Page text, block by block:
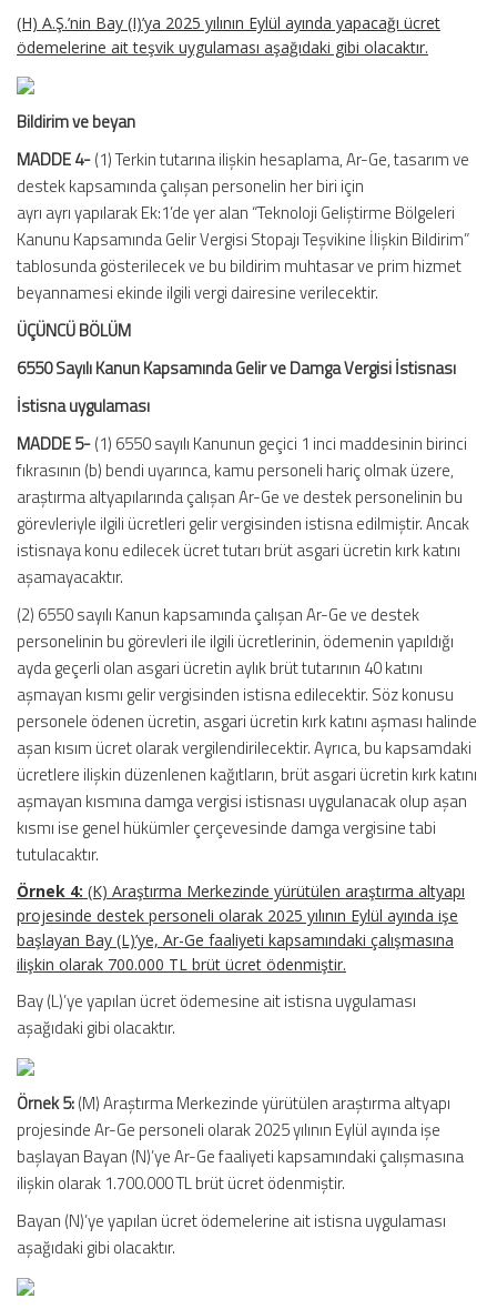
(H) A.Ş.’nin Bay (I)’ya 2025 yılının Eylül ayında yapacağı ücret
ödemelerine ait teşvik uygulaması aşağıdaki gibi olacaktır.
Bildirim ve beyan
MADDE 4-(1) Terkin tutarına ilişkin hesaplama, Ar-Ge, tasarım ve
destek kapsamında çalışan personelin her biri için
ayrı ayrı yapılarak Ek:1’de yer alan “Teknoloji Geliştirme Bölgeleri
Kanunu Kapsamında Gelir Vergisi Stopajı Teşvikine İlişkin Bildirim”
tablosunda gösterilecek ve bu bildirim muhtasar ve prim hizmet
beyannamesi ekinde ilgili vergi dairesine verilecektir.
ÜÇÜNCÜ BÖLÜM
6550 Sayılı Kanun Kapsamında Gelir ve Damga Vergisi İstisnası
İstisna uygulaması
MADDE 5-(1) 6550 sayılı Kanunun geçici 1 inci maddesinin birinci
fıkrasının (b) bendi uyarınca, kamu personeli hariç olmak üzere,
araştırma altyapılarında çalışan Ar-Ge ve destek personelinin bu
görevleriyle ilgili ücretleri gelir vergisinden istisna edilmiştir. Ancak
istisnaya konu edilecek ücret tutarı brüt asgari ücretin kırk katını
aşamayacaktır.
(2) 6550 sayılı Kanun kapsamında çalışan Ar-Ge ve destek
personelinin bu görevleri ile ilgili ücretlerinin, ödemenin yapıldığı
ayda geçerli olan asgari ücretin aylık brüt tutarının 40 katını
aşmayan kısmı gelir vergisinden istisna edilecektir. Söz konusu
personele ödenen ücretin, asgari ücretin kırk katını aşması halinde
aşan kısım ücret olarak vergilendirilecektir. Ayrıca, bu kapsamdaki
ücretlere ilişkin düzenlenen kağıtların, brüt asgari ücretin kırk katını
aşmayan kısmına damga vergisi istisnası uygulanacak olup aşan
kısmı ise genel hükümler çerçevesinde damga vergisine tabi
tutulacaktır.
Örnek 4: (K) Araştırma Merkezinde yürütülen araştırma altyapı
projesinde destek personeli olarak 2025 yılının Eylül ayında işe
başlayan Bay (L)’ye, Ar-Ge faaliyeti kapsamındaki çalışmasına
ilişkin olarak 700.000 TL brüt ücret ödenmiştir.
Bay (L)’ye yapılan ücret ödemesine ait istisna uygulaması
aşağıdaki gibi olacaktır.
Örnek 5:(M) Araştırma Merkezinde yürütülen araştırma altyapı
projesinde Ar-Ge personeli olarak 2025 yılının Eylül ayında işe
başlayan Bayan (N)’ye Ar-Ge faaliyeti kapsamındaki çalışmasına
ilişkin olarak 1.700.000 TL brüt ücret ödenmiştir.
Bayan (N)’ye yapılan ücret ödemelerine ait istisna uygulaması
aşağıdaki gibi olacaktır.